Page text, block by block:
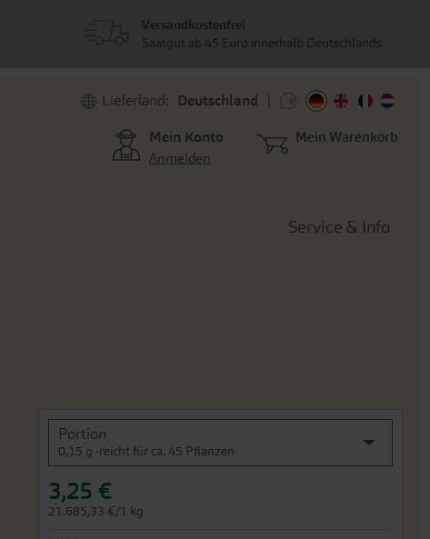
Lieferland: Deutschland
Mein Konto
Anmelden
Mein Warenkorb
Service & Info
Portion
0,15 g -reicht für ca. 45 Pflanzen
3,25 €
21.685,33 €/1 kg
Versandkostenfrei
Saatgut ab 45 Euro innerhalb Deutschlands